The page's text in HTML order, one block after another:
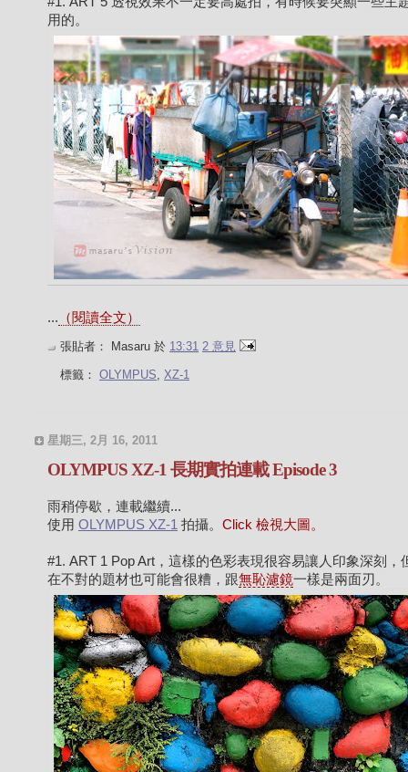
用的。
... （閱讀全文）
張貼者： Masaru 於 13:31 2 意見
標籤： OLYMPUS, XZ-1
星期三, 2月 16, 2011
OLYMPUS XZ-1 長期實拍連載 Episode 3
雨稍停歇，連載繼續...
使用 OLYMPUS XZ-1 拍攝。 Click 檢視大圖。
#1. ART 1 Pop Art，這樣的色彩表現很容易讓人印象深刻，
在不對的題材也可能會很糟，跟無恥濾鏡一樣是兩面刃。